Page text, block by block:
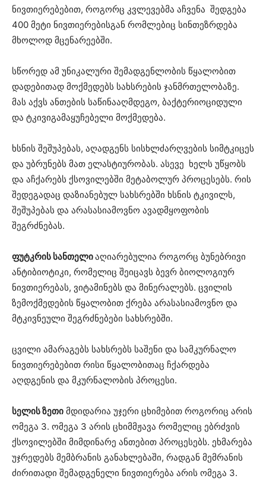
ნივთიერებებით, როგორც კვლევებმა აჩვენა შედგება
400 მეტი ნივთიერებისგან რომლებიც სინთეზრდება
მხოლოდ მცენარეებში.
სწორედ ამ უნიკალური შემადგენლობის წყალობით
დადებითად მოქმედებს სახსრების ჯანმრთელობაზე.
მას აქვს ანთების საწინააღმდეგო, ბაქტერიოციდული
და ტკივიგამაყუჩებელი მოქმედება.
ხსნის შეშუპებას, აღადგენს სისხლძარღვების სიმტკიცეს
და უბრუნებს მათ ელასტიურობას. ასევე ხელს უწყობს
და აჩქარებს ქსოვილებში მეტაბოლურ პროცესებს. რის
შედეგადაც დაზიანებულ სახსრებში ხსნის ტკივილს,
შეშუპებას და არასასიამოვნო ავადმყოფობის
შეგრძნებას.
ფუტკრის სანთელიაღიარებულია როგორც ბუნებრივი
ანტიბიოტიკი, რომელიც შეიცავს ბევრ ბიოლოგიურ
ნივთიერებას, ვიტამინებს და მინერალებს. ცვილის
ზემოქმედების წყალობით ქრება არასასიამოვნო და
მტკივნეული შეგრძნებები სახსრებში.
ცვილი ამარაგებს სახსრებს საშენი და სამკურნალო
ნივთიერებებით რისი წყალობითაც ჩქარდება
აღდგენის და მკურნალობის პროცესი.
სელის ზეთი მდიდარია უჯერი ცხიმებით როგორიც არის
ომეგა 3. ომეგა 3 არის ცხიმმჟავა რომელიც ებრძვის
ქსოვილებში მიმდინარე ანთებით პროცესებს. ეხმარება
უჯრედებს მემბრანის განახლებაში, რადგან მემრანის
ძირითადი შემადგენელი ნივთიერება არის ომეგა 3.